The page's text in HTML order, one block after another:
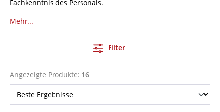
Fachkenntnis des Personals.
Mehr...
Filter
Angezeigte Produkte: 16